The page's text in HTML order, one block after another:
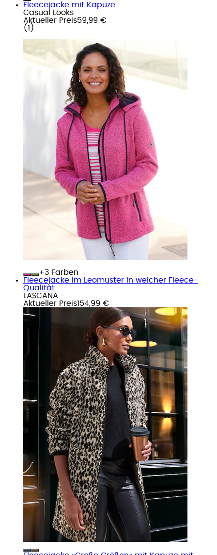
Fleecejacke mit Kapuze
Casual Looks
Aktueller Preis59,99 €
( 1 )
+
Farben
Fleecejacke im Leomuster in weicher Fleece-
Qualität
LASCANA
Aktueller Preis154,99 €